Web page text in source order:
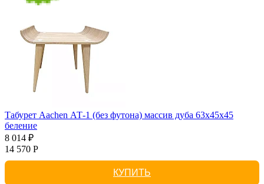
Табурет Aachen АТ-1 (без футона) массив дуба 63х45х45
беление
8 014 ₽
14 570 Р
КУПИТЬ